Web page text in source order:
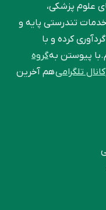
علوم پزشکی،
تندرستی پایه و
کرده و با
پیوستن بهگروه
کانال تلگرامیهم آخرین